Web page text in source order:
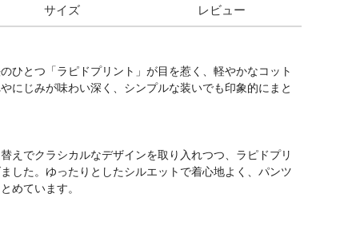
サイズ レビュー
ひとつ「ラピドプリント」が目を惹く、軽やかなコット
にじみが味わい深く、シンプルな装いでも印象的にまと
えでクラシカルなデザインを取り入れつつ、ラピドプリ
した。ゆったりとしたシルエットで着心地よく、パンツ
めています。